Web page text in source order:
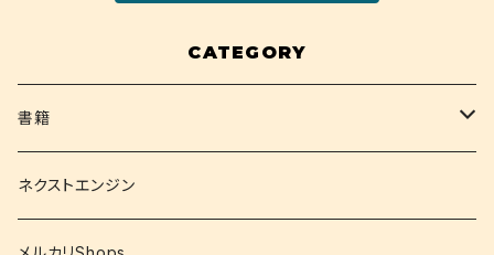
CATEGORY
書籍
関西大学テキスト
就活
ネクストエンジン